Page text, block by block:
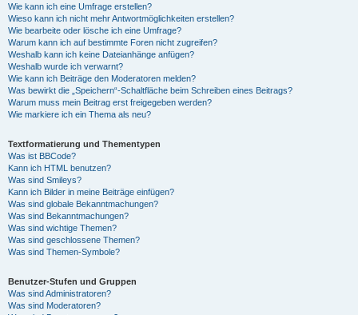
Wie kann ich eine Umfrage erstellen?
Wieso kann ich nicht mehr Antwortmöglichkeiten erstellen?
Wie bearbeite oder lösche ich eine Umfrage?
Warum kann ich auf bestimmte Foren nicht zugreifen?
Weshalb kann ich keine Dateianhänge anfügen?
Weshalb wurde ich verwarnt?
Wie kann ich Beiträge den Moderatoren melden?
Was bewirkt die „Speichern“-Schaltfläche beim Schreiben eines Beitrags?
Warum muss mein Beitrag erst freigegeben werden?
Wie markiere ich ein Thema als neu?
Textformatierung und Thementypen
Was ist BBCode?
Kann ich HTML benutzen?
Was sind Smileys?
Kann ich Bilder in meine Beiträge einfügen?
Was sind globale Bekanntmachungen?
Was sind Bekanntmachungen?
Was sind wichtige Themen?
Was sind geschlossene Themen?
Was sind Themen-Symbole?
Benutzer-Stufen und Gruppen
Was sind Administratoren?
Was sind Moderatoren?